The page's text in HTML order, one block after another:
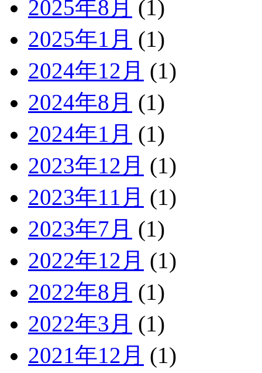
2025年8月 (1)
2025年1月 (1)
2024年12月 (1)
2024年8月 (1)
2024年1月 (1)
2023年12月 (1)
2023年11月 (1)
2023年7月 (1)
2022年12月 (1)
2022年8月 (1)
2022年3月 (1)
2021年12月 (1)